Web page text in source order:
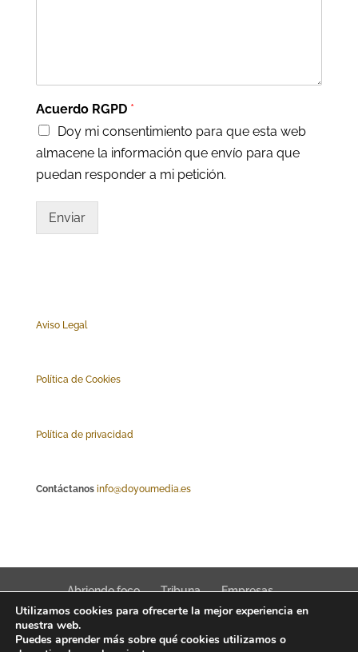
Acuerdo RGPD *
Doy mi consentimiento para que esta web
almacene la información que envío para que
puedan responder a mi petición.
Enviar
Aviso Legal
Política de Cookies
Política de privacidad
Contáctanos info@doyoumedia.es
Abriendo foco Tribuna
Empresas
Actualidad
Innovación Tendencias
Utilizamos cookies para ofrecerte la mejor experiencia en
nuestra web.
Puedes aprender más sobre qué cookies utilizamos o